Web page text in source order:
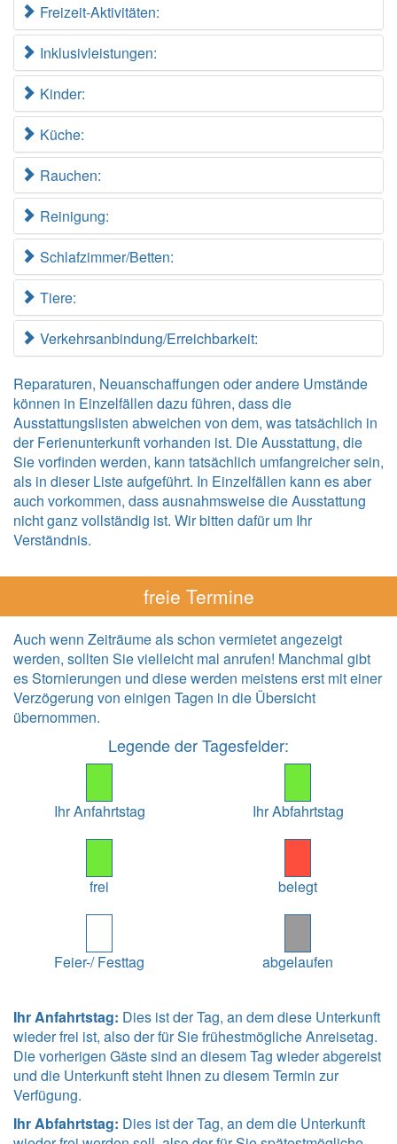
Freizeit-Aktivitäten:
Inklusivleistungen:
Kinder:
Küche:
Rauchen:
Reinigung:
Schlafzimmer/Betten:
Tiere:
Verkehrsanbindung/Erreichbarkeit:
Reparaturen, Neuanschaffungen oder andere Umstände
können in Einzelfällen dazu führen, dass die
Ausstattungslisten abweichen von dem, was tatsächlich in
der Ferienunterkunft vorhanden ist. Die Ausstattung, die
Sie vorfinden werden, kann tatsächlich umfangreicher sein,
als in dieser Liste aufgeführt. In Einzelfällen kann es aber
auch vorkommen, dass ausnahmsweise die Ausstattung
nicht ganz vollständig ist. Wir bitten dafür um Ihr
Verständnis.
freie Termine
Auch wenn Zeiträume als schon vermietet angezeigt
werden, sollten Sie vielleicht mal anrufen! Manchmal gibt
es Stornierungen und diese werden meistens erst mit einer
Verzögerung von einigen Tagen in die Übersicht
übernommen.
Legende der Tagesfelder:
Ihr Anfahrtstag Ihr Abfahrtstag
frei belegt
Feier-/ Festtag abgelaufen
Ihr Anfahrtstag: Dies ist der Tag, an dem diese Unterkunft
wieder frei ist, also der für Sie frühestmögliche Anreisetag.
Die vorherigen Gäste sind an diesem Tag wieder abgereist
und die Unterkunft steht Ihnen zu diesem Termin zur
Verfügung.
Ihr Abfahrtstag: Dies ist der Tag, an dem die Unterkunft